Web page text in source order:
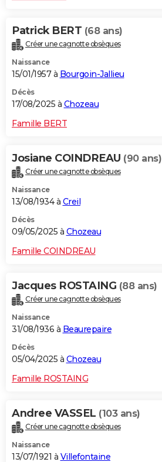
Patrick BERT (68 ans)
Créer une cagnotte obsèques
Naissance
15/01/1957 à Bourgoin-Jallieu
Décès
17/08/2025 à Chozeau
Famille BERT
Josiane COINDREAU (90 ans)
Créer une cagnotte obsèques
Naissance
13/08/1934 à Creil
Décès
09/05/2025 à Chozeau
Famille COINDREAU
Jacques ROSTAING (88 ans)
Créer une cagnotte obsèques
Naissance
31/08/1936 à Beaurepaire
Décès
05/04/2025 à Chozeau
Famille ROSTAING
Andree VASSEL (103 ans)
Créer une cagnotte obsèques
Naissance
13/07/1921 à Villefontaine